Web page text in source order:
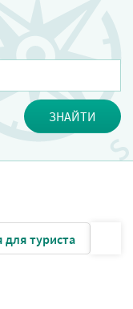
ЗНАЙТИ
для туриста